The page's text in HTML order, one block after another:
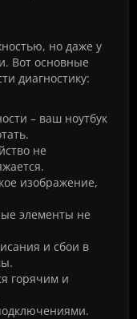
но даже у
Вот основные
диагностику:
– ваш ноутбук
не
изображение,
элементы не
и сбои в
горячим и